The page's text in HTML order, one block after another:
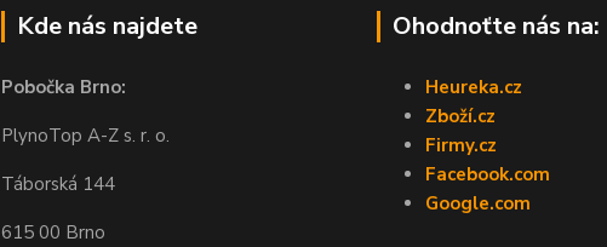
Kde nás najdete
Pobočka Brno:
PlynoTop A-Z s. r. o.
Táborská 144
615 00 Brno
Ohodnoťte nás na:
Heureka.cz
Zboží.cz
Firmy.cz
Facebook.com
Google.com